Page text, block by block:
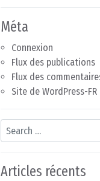
Méta
Connexion
Flux des publications
Flux des
Site de WordPress-FR
Search
Articles récents